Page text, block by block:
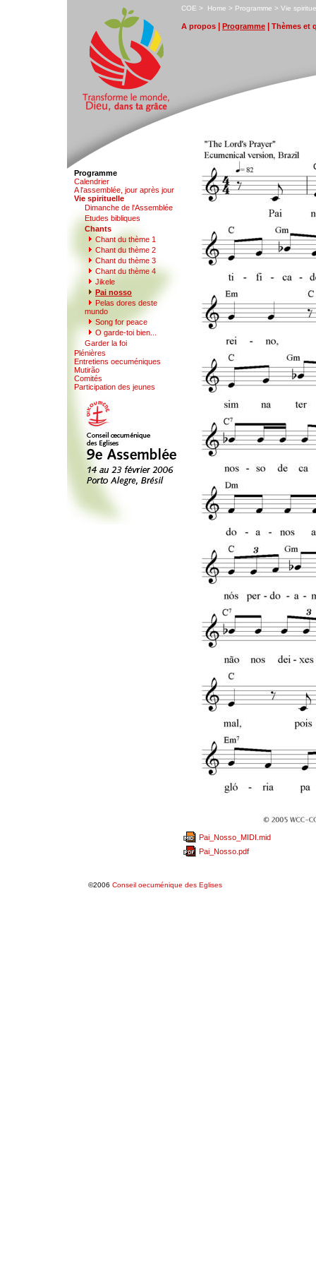
COE > Home > Programme > Vie
A propos Programme Thèmes et
Programme
Calendrier
A l'assemblée, jour après jour
Vie spirituelle
Dimanche de l'Assemblée
Etudes bibliques
Chants
Chant du thème 1
Chant du thème 2
Chant du thème 3
Chant du thème 4
Jikele
Pai nosso
Pelas dores deste
mundo
Song for peace
O garde-toi bien...
Garder la foi
Plénières
Entretiens oecuméniques
Mutirão
Comités
Participation des jeunes
Pai_Nosso_MIDI.mid
Pai_Nosso.pdf
©2006 Conseil oecuménique des Eglises